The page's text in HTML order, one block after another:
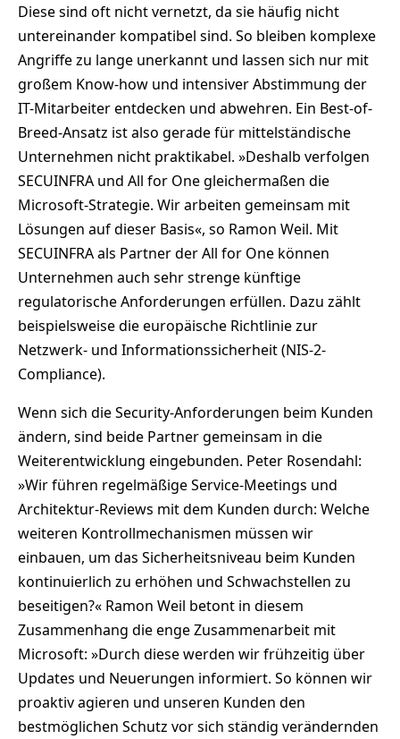
Diese sind oft nicht vernetzt, da sie häufig nicht
untereinander kompatibel sind. So bleiben komplexe
Angriffe zu lange unerkannt und lassen sich nur mit
großem Know-how und intensiver Abstimmung der
IT-Mitarbeiter entdecken und abwehren. Ein Best-of-
Breed-Ansatz ist also gerade für mittelständische
Unternehmen nicht praktikabel. »Deshalb verfolgen
SECUINFRA und All for One gleichermaßen die
Microsoft-Strategie. Wir arbeiten gemeinsam mit
Lösungen auf dieser Basis«, so Ramon Weil. Mit
SECUINFRA als Partner der All for One können
Unternehmen auch sehr strenge künftige
regulatorische Anforderungen erfüllen. Dazu zählt
beispielsweise die europäische Richtlinie zur
Netzwerk- und Informationssicherheit (NIS-2-
Compliance).
Wenn sich die Security-Anforderungen beim Kunden
ändern, sind beide Partner gemeinsam in die
Weiterentwicklung eingebunden. Peter Rosendahl:
»Wir führen regelmäßige Service-Meetings und
Architektur-Reviews mit dem Kunden durch: Welche
weiteren Kontrollmechanismen müssen wir
einbauen, um das Sicherheitsniveau beim Kunden
kontinuierlich zu erhöhen und Schwachstellen zu
beseitigen?« Ramon Weil betont in diesem
Zusammenhang die enge Zusammenarbeit mit
Microsoft: »Durch diese werden wir frühzeitig über
Updates und Neuerungen informiert. So können wir
proaktiv agieren und unseren Kunden den
bestmöglichen Schutz vor sich ständig verändernden